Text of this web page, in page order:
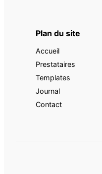
Plan du site
Accueil
Prestataires
Templates
Journal
Contact